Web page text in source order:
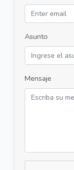
Asunto
Mensaje